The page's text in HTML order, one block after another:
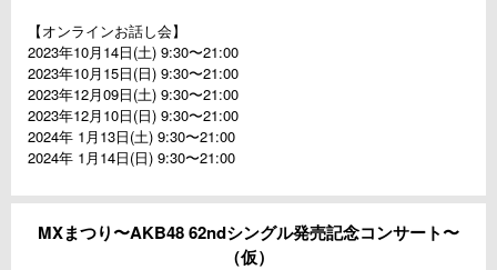
【オンラインお話し会】
2023年10⽉14⽇(⼟) 9:30〜21:00
2023年10⽉15⽇(⽇) 9:30〜21:00
2023年12⽉09⽇(⼟) 9:30〜21:00
2023年12⽉10⽇(⽇) 9:30〜21:00
2024年 1⽉13⽇(⼟) 9:30〜21:00
2024年 1⽉14⽇(⽇) 9:30〜21:00
MXまつり〜AKB48 62ndシングル発売記念コンサート〜
（仮）